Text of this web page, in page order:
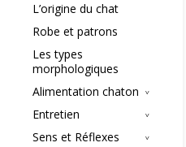
L’origine du chat
Robe et patrons
Les types
morphologiques
Alimentation chaton
Entretien
Sens et Réflexes